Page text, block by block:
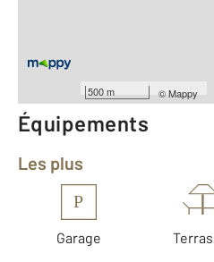
500 m ©Mappy
Année construction : 1966
Équipements
Les plus
P
Garage